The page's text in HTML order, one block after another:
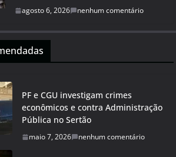
agosto 6, 2026 nenhum comentário
PF e CGU investigam crimes
econômicos e contra Administração
Pública no Sertão
maio 7, 2026 nenhum comentário